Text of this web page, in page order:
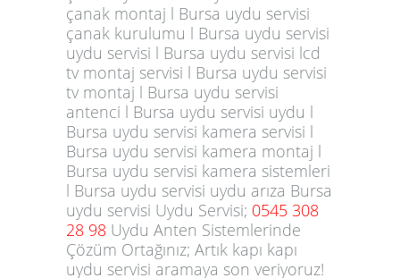
çanak montaj l Bursa uydu servisi
çanak kurulumu l Bursa uydu servisi
uydu servisi l Bursa uydu servisi lcd
tv montaj servisi l Bursa uydu servisi
tv montaj l Bursa uydu servisi
antenci l Bursa uydu servisi uydu l
Bursa uydu servisi kamera servisi l
Bursa uydu servisi kamera montaj l
Bursa uydu servisi kamera sistemleri
l Bursa uydu servisi uydu arıza Bursa
uydu servisi Uydu Servisi; 0545 308
28 98 Uydu Anten Sistemlerinde
Çözüm Ortağınız; Artık kapı kapı
uydu servisi aramaya son veriyoruz!